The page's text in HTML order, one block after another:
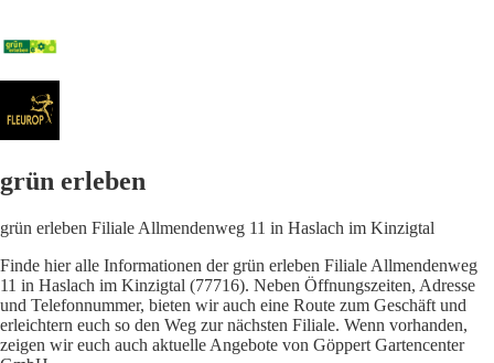
grün erleben
grün erleben Filiale Allmendenweg 11 in Haslach im Kinzigtal
Finde hier alle Informationen der grün erleben Filiale Allmendenweg
11 in Haslach im Kinzigtal (77716). Neben Öffnungszeiten, Adresse
und Telefonnummer, bieten wir auch eine Route zum Geschäft und
erleichtern euch so den Weg zur nächsten Filiale. Wenn vorhanden,
zeigen wir euch auch aktuelle Angebote von Göppert Gartencenter